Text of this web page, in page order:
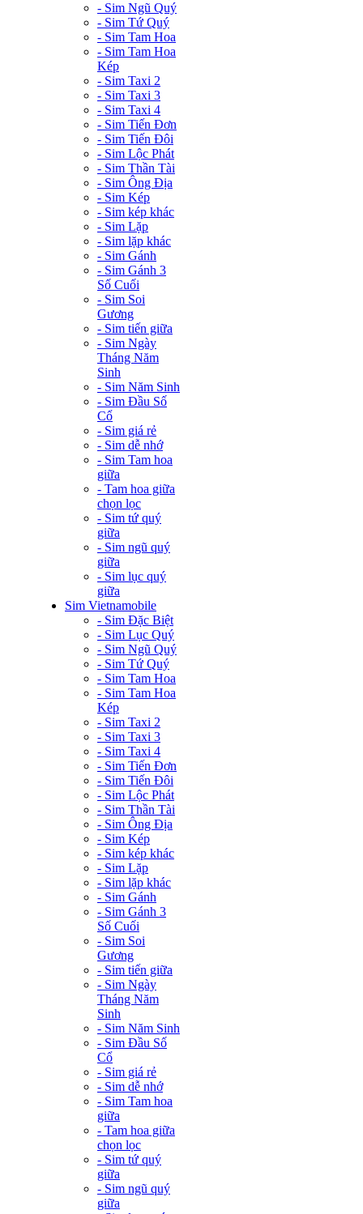
- Sim Ngũ Quý
- Sim Tứ Quý
- Sim Tam Hoa
- Sim Tam Hoa
Kép
- Sim Taxi 2
- Sim Taxi 3
- Sim Taxi 4
- Sim Tiến Đơn
- Sim Tiến Đôi
- Sim Lộc Phát
- Sim Thần Tài
- Sim Ông Địa
- Sim Kép
- Sim kép khác
- Sim Lặp
- Sim lặp khác
- Sim Gánh
- Sim Gánh 3
Số Cuối
- Sim Soi
Gương
- Sim tiến giữa
- Sim Ngày
Tháng Năm
Sinh
- Sim Năm Sinh
- Sim Đầu Số
Cổ
- Sim giá rẻ
- Sim dễ nhớ
- Sim Tam hoa
giữa
- Tam hoa giữa
chọn lọc
- Sim tứ quý
giữa
- Sim ngũ quý
giữa
- Sim lục quý
giữa
Sim Vietnamobile
- Sim Đặc Biệt
- Sim Lục Quý
- Sim Ngũ Quý
- Sim Tứ Quý
- Sim Tam Hoa
- Sim Tam Hoa
Kép
- Sim Taxi 2
- Sim Taxi 3
- Sim Taxi 4
- Sim Tiến Đơn
- Sim Tiến Đôi
- Sim Lộc Phát
- Sim Thần Tài
- Sim Ông Địa
- Sim Kép
- Sim kép khác
- Sim Lặp
- Sim lặp khác
- Sim Gánh
- Sim Gánh 3
Số Cuối
- Sim Soi
Gương
- Sim tiến giữa
- Sim Ngày
Tháng Năm
Sinh
- Sim Năm Sinh
- Sim Đầu Số
Cổ
- Sim giá rẻ
- Sim dễ nhớ
- Sim Tam hoa
giữa
- Tam hoa giữa
chọn lọc
- Sim tứ quý
giữa
- Sim ngũ quý
giữa